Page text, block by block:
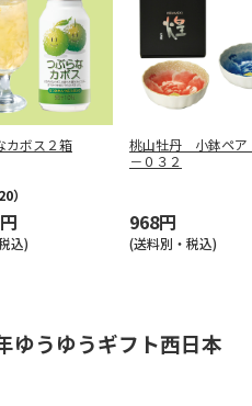
カボス２箱
）
込)
桃山牡丹 小鉢ペ
－０３２
968円
(送料別・税込)
うゆうギフト西日本